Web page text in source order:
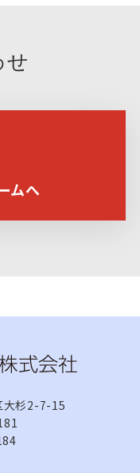
せ
ムへ
杉2-7-15